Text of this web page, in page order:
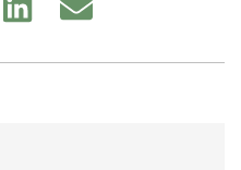
Share
Share